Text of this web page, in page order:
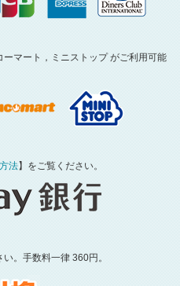
マート，ミニストップ がご利用可能
法】をご覧ください。
。手数料一律 360円。